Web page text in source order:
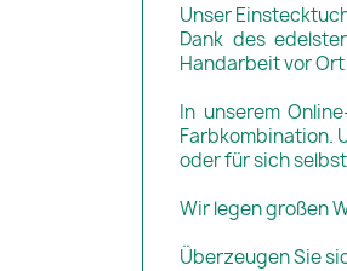
Unser
Dank des
Handarbeit vor
In unserem
Farbkombination.
oder für sich
Wir legen großen
Überzeugen Sie